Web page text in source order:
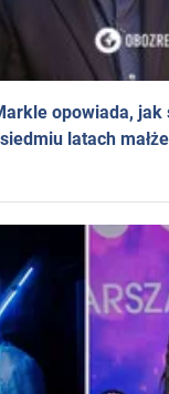
opowiada, jak
latach